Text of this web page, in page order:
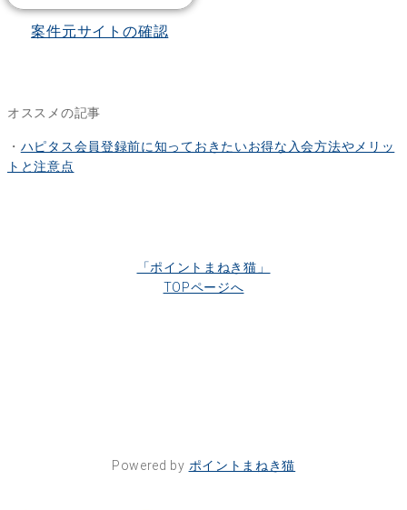
案件元サイトの確認
オススメの記事
・ ハピタス会員登録前に知っておきたいお得な入会方法やメリッ
トと注意点
「ポイントまねき猫」
TOPページへ
Powered by ポイントまねき猫